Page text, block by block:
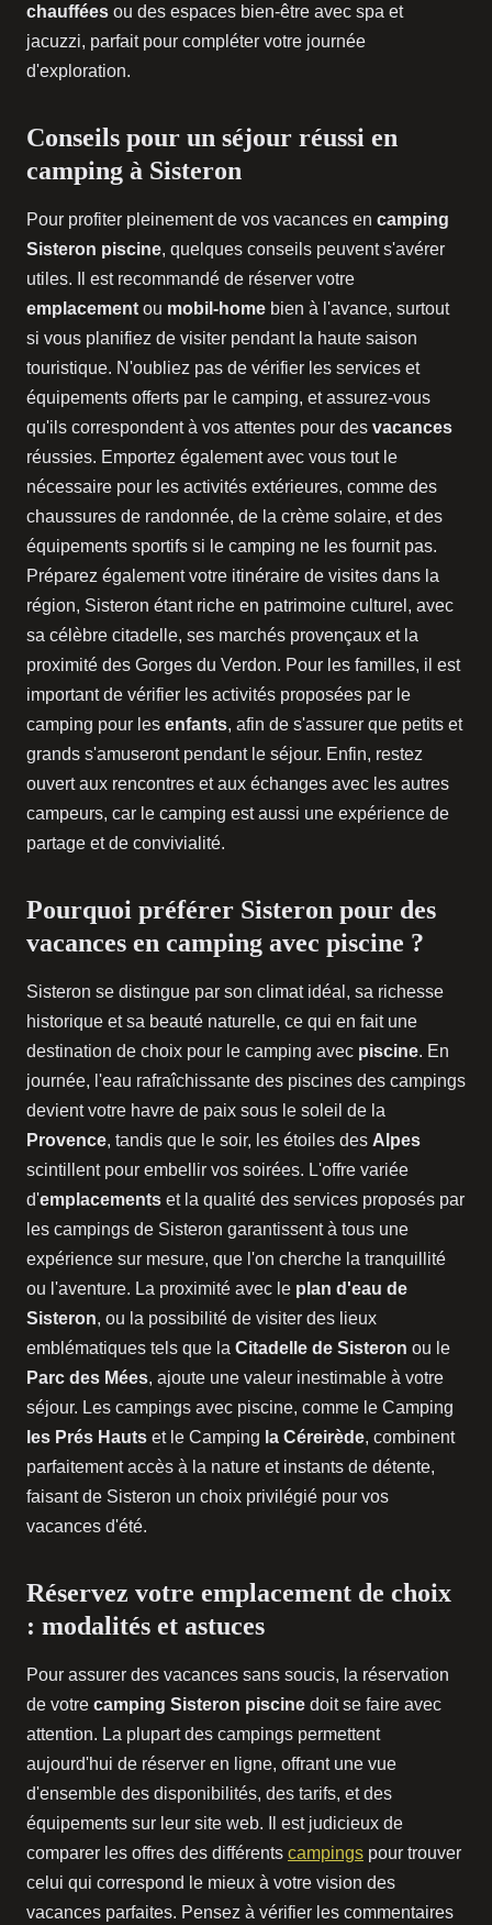
chauffées ou des espaces bien-être avec spa et
jacuzzi, parfait pour compléter votre journée
d'exploration.
Conseils pour un séjour réussi en
camping à Sisteron
Pour profiter pleinement de vos vacances en camping
Sisteron piscine, quelques conseils peuvent s'avérer
utiles. Il est recommandé de réserver votre
emplacement ou mobil-home bien à l'avance, surtout
si vous planifiez de visiter pendant la haute saison
touristique. N'oubliez pas de vérifier les services et
équipements offerts par le camping, et assurez-vous
qu'ils correspondent à vos attentes pour des vacances
réussies. Emportez également avec vous tout le
nécessaire pour les activités extérieures, comme des
chaussures de randonnée, de la crème solaire, et des
équipements sportifs si le camping ne les fournit pas.
Préparez également votre itinéraire de visites dans la
région, Sisteron étant riche en patrimoine culturel, avec
sa célèbre citadelle, ses marchés provençaux et la
proximité des Gorges du Verdon. Pour les familles, il est
important de vérifier les activités proposées par le
camping pour les enfants, afin de s'assurer que petits et
grands s'amuseront pendant le séjour. Enfin, restez
ouvert aux rencontres et aux échanges avec les autres
campeurs, car le camping est aussi une expérience de
partage et de convivialité.
Pourquoi préférer Sisteron pour des
vacances en camping avec piscine ?
Sisteron se distingue par son climat idéal, sa richesse
historique et sa beauté naturelle, ce qui en fait une
destination de choix pour le camping avec piscine. En
journée, l'eau rafraîchissante des piscines des campings
devient votre havre de paix sous le soleil de la
Provence, tandis que le soir, les étoiles des Alpes
scintillent pour embellir vos soirées. L'offre variée
d'emplacements et la qualité des services proposés par
les campings de Sisteron garantissent à tous une
expérience sur mesure, que l'on cherche la tranquillité
ou l'aventure. La proximité avec le plan d'eau de
Sisteron, ou la possibilité de visiter des lieux
emblématiques tels que la Citadelle de Sisteron ou le
Parc des Mées, ajoute une valeur inestimable à votre
séjour. Les campings avec piscine, comme le Camping
les Prés Hauts et le Camping la Céreirède, combinent
parfaitement accès à la nature et instants de détente,
faisant de Sisteron un choix privilégié pour vos
vacances d'été.
Réservez votre emplacement de choix
: modalités et astuces
Pour assurer des vacances sans soucis, la réservation
de votre camping Sisteron piscine doit se faire avec
attention. La plupart des campings permettent
aujourd'hui de réserver en ligne, offrant une vue
d'ensemble des disponibilités, des tarifs, et des
équipements sur leur site web. Il est judicieux de
comparer les offres des différents campings pour trouver
celui qui correspond le mieux à votre vision des
vacances parfaites. Pensez à vérifier les commentaires